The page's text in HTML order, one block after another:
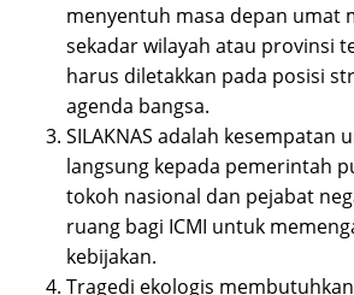
menyentuh masa depan umat
sekadar wilayah atau provinsi
harus diletakkan pada posisi
agenda bangsa.
SILAKNAS adalah kesempatan
langsung kepada pemerintah
tokoh nasional dan pejabat
ruang bagi ICMI untuk
kebijakan.
Tragedi ekologis